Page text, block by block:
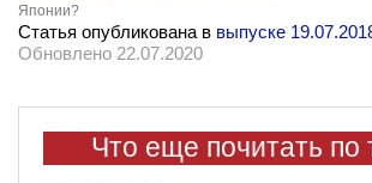
Японии?
Статья опубликована в выпуске
Обновлено 22.07.2020
Что еще почитать по